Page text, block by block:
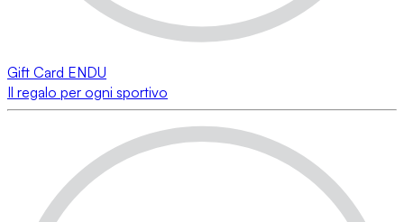
Gift Card ENDU
Il regalo per ogni sportivo